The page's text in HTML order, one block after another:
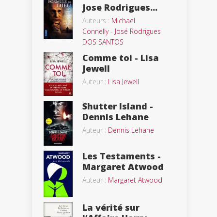
Jose Rodrigues...
Auteurs : Michael
Connelly- José Rodrigues
DOS SANTOS
Comme toi - Lisa
Jewell
Auteur : Lisa Jewell
Shutter Island -
Dennis Lehane
Auteur : Dennis Lehane
Les Testaments -
Margaret Atwood
Auteur : Margaret Atwood
La vérité sur